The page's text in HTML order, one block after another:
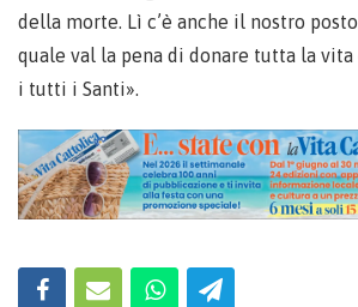
della morte. Lì c’è anche il nostro
quale val la pena di donare tutta la
i tutti i Santi».